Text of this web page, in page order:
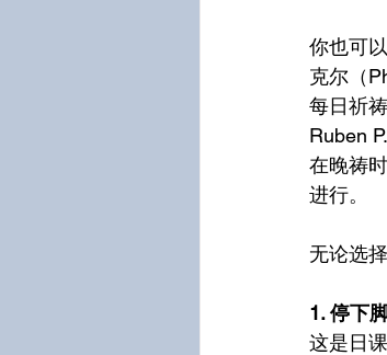
你也可
克尔（
每日祈
Ruben
在晚祷
进行。
无论选
1. 停下
这是日